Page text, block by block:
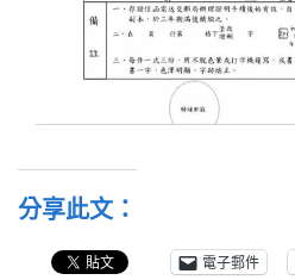
分享此文：
電子郵件